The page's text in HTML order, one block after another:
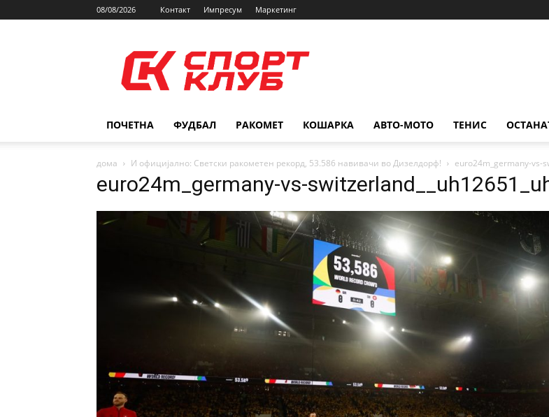
08/08/2026 Контакт Импресум Маркетинг
ПОЧЕТНА ФУДБАЛ РАКОМЕТ КОШАРКА АВТО-МОТО ТЕНИС
дома И официјално: Светски ракометен рекорд, 53.586 навивачи во Дизелдорф! euro24m_germany-vs-
euro24m_germany-vs-